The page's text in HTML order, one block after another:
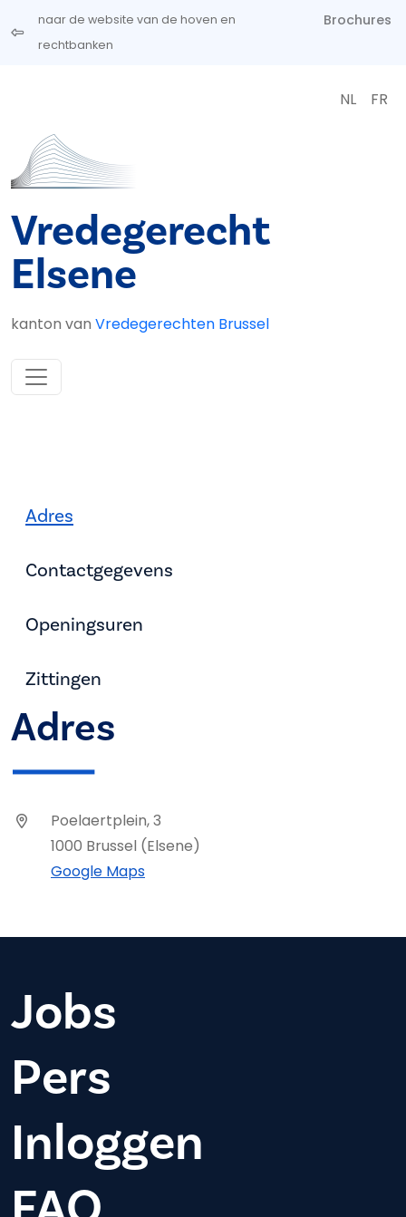
Overslaan en naar de inhoud gaan
naar de website van de hoven en
rechtbanken
Brochures
NL FR
Vredegerecht
Elsene
kanton van Vredegerechten Brussel
Adres
Contactgegevens
Openingsuren
Zittingen
Adres
Poelaertplein, 3
1000 Brussel (Elsene)
Google Maps
Jobs
Pers
Inloggen